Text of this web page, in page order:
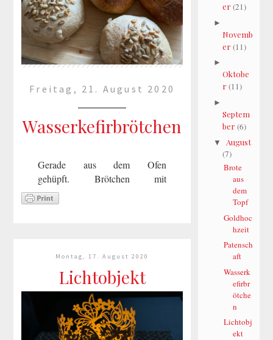
Freitag, 21. August 2020
Wasserkefirbrötchen
Gerade aus dem Ofen
gehüpft. Brötchen mit
Wasserkefir. Ich finde sie total
lecker und sie halten auch sehr
mehr lesen »
Montag, 17. August 2020
Lichtobjekt
er(21)
►
Novemb
er(11)
►
Oktobe
r(11)
►
Septem
ber(6)
▼ August
(7)
Brote
aus
dem
Topf
Goldhoc
hzeit
Patensch
aft
Wasserk
efirbr
ötche
n
Lichtobj
ekt